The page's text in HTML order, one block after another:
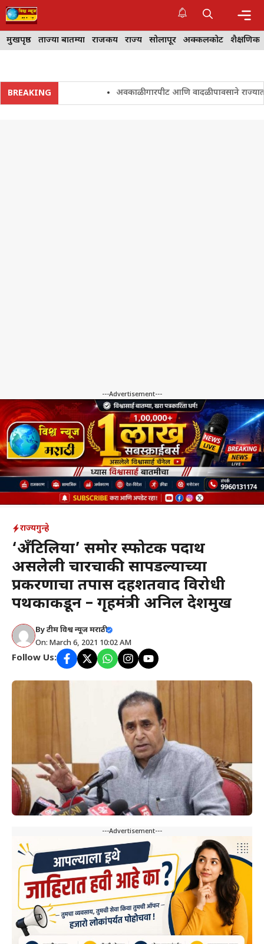
Skip
to
content
मुखपृष्ठ ताज्या बातम्या राजकीय राज्य सोलापूर अक्कलकोट शैक्षणिक
BREAKING अवकाळी गारपीट आणि वादळी पावसाने राज्यातील
---Advertisement---
राज्यगुन्हे
‘अँटिलिया’ समोर स्फोटक पदार्थ
असलेली चारचाकी सापडल्याच्या
प्रकरणाचा तपास दहशतवाद विरोधी
पथकाकडून – गृहमंत्री अनिल देशमुख
Byटीम विश्व न्यूज मराठी
On: March 6, 2021 10:02 AM
Follow Us:
---Advertisement---